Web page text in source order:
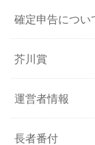
確定申告につい
芥川賞
運営者情報
長者番付